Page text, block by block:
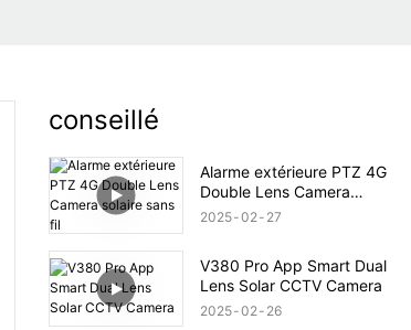
conseillé
Alarme extérieure PTZ 4G
Double Lens Camera
solaire sans fil
2025 02 27
V380 Pro App Smart Dual
Lens Solar CCTV Camera
2025 02 26